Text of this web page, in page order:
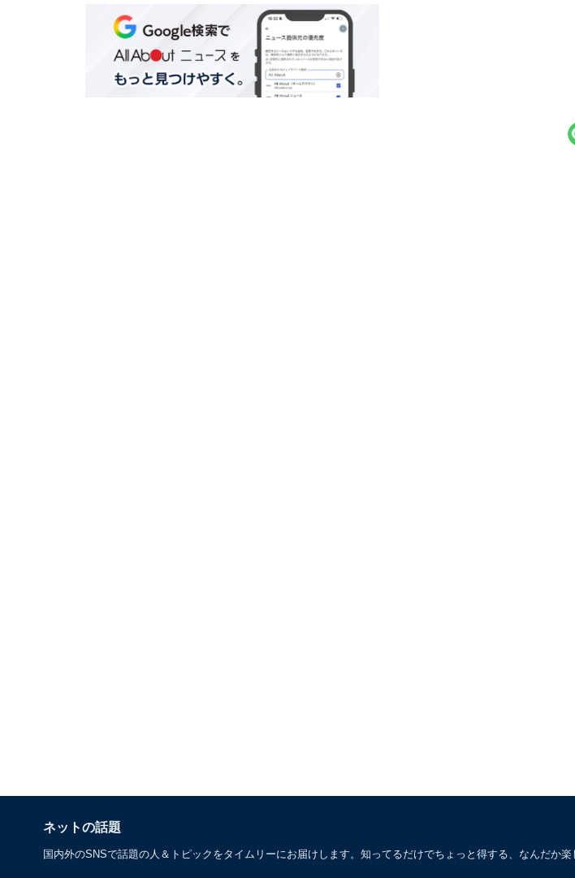
ネットの話題
国内外のSNSで話題の人＆トピックをタイムリーにお届けします。知ってるだけでちょっと得する、なんだか